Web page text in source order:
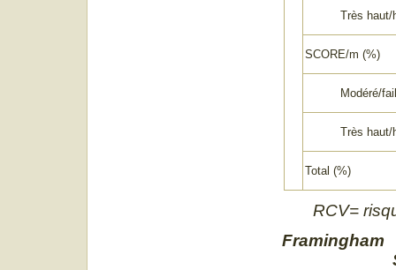
Très haut/
SCORE/m (%)
Modéré/
Très haut/
Total (%)
RCV=
Framingham